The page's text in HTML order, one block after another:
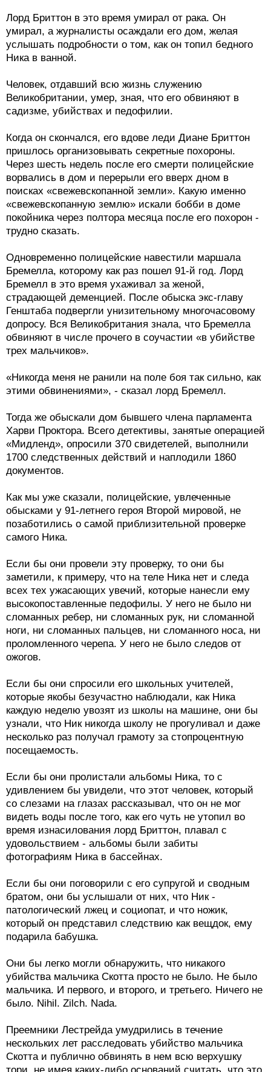
Лорд Бриттон в это время умирал от рака. Он
умирал, а журналисты осаждали его дом, желая
услышать подробности о том, как он топил бедного
Ника в ванной.
Человек, отдавший всю жизнь служению
Великобритании, умер, зная, что его обвиняют в
садизме, убийствах и педофилии.
Когда он скончался, его вдове леди Диане Бриттон
пришлось организовывать секретные похороны.
Через шесть недель после его смерти полицейские
ворвались в дом и перерыли его вверх дном в
поисках «свежевскопанной земли». Какую именно
«свежевскопанную землю» искали бобби в доме
покойника через полтора месяца после его похорон -
трудно сказать.
Одновременно полицейские навестили маршала
Бремелла, которому как раз пошел 91-й год. Лорд
Бремелл в это время ухаживал за женой,
страдающей деменцией. После обыска экс-главу
Генштаба подвергли унизительному многочасовому
допросу. Вся Великобритания знала, что Бремелла
обвиняют в числе прочего в соучастии «в убийстве
трех мальчиков».
«Никогда меня не ранили на поле боя так сильно, как
этими обвинениями», - сказал лорд Бремелл.
Тогда же обыскали дом бывшего члена парламента
Харви Проктора. Всего детективы, занятые операцией
«Мидленд», опросили 370 свидетелей, выполнили
1700 следственных действий и наплодили 1860
документов.
Как мы уже сказали, полицейские, увлеченные
обысками у 91-летнего героя Второй мировой, не
позаботились о самой приблизительной проверке
самого Ника.
Если бы они провели эту проверку, то они бы
заметили, к примеру, что на теле Ника нет и следа
всех тех ужасающих увечий, которые нанесли ему
высокопоставленные педофилы. У него не было ни
сломанных ребер, ни сломанных рук, ни сломанной
ноги, ни сломанных пальцев, ни сломанного носа, ни
проломленного черепа. У него не было следов от
ожогов.
Если бы они спросили его школьных учителей,
которые якобы безучастно наблюдали, как Ника
каждую неделю увозят из школы на машине, они бы
узнали, что Ник никогда школу не прогуливал и даже
несколько раз получал грамоту за стопроцентную
посещаемость.
Если бы они пролистали альбомы Ника, то с
удивлением бы увидели, что этот человек, который
со слезами на глазах рассказывал, что он не мог
видеть воды после того, как его чуть не утопил во
время изнасилования лорд Бриттон, плавал с
удовольствием - альбомы были забиты
фотографиям Ника в бассейнах.
Если бы они поговорили с его супругой и сводным
братом, они бы услышали от них, что Ник -
патологический лжец и социопат, и что ножик,
который он представил следствию как вещдок, ему
подарила бабушка.
Они бы легко могли обнаружить, что никакого
убийства мальчика Скотта просто не было. Не было
мальчика. И первого, и второго, и третьего. Ничего не
было. Nihil. Zilch. Nada.
Преемники Лестрейда умудрились в течение
нескольких лет расследовать убийство мальчика
Скотта и публично обвинять в нем всю верхушку
тори, не имея каких-либо оснований считать, что это